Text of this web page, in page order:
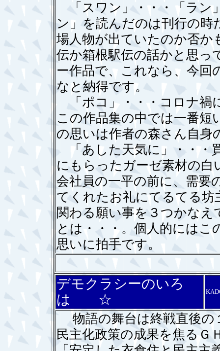
「スワン」・・・「ラン
ン」を読んだのは刊行の
場人物が出ていたのか否か
伝か箱根駅伝の話かと思っ
ー作品で、これなら、今回
なと納得です。
「ポコ」・・・コロナ禍
この作品集の中では一番短
の思いは作者の森さん自身
「あした天気に」・・・
にもらったガーゼ素材の
会社員の一平の前に、需要
てくれたお礼にてるてる坊
関わる願い事を３つかな
とは・・・。個人的にはこ
思いに拍手です。
デモクラシーのいろ
は ☆
物語の舞台は終戦直後の
民主化政策の成果を焦るＧ